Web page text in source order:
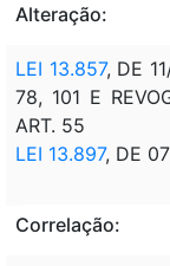
Alteração:
LEI 13.857, DE
78, 101 E
ART. 55
LEI 13.897, DE
Correlação: